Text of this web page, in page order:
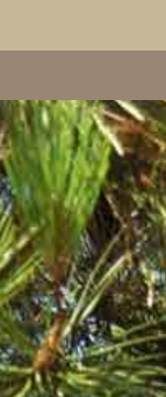
Nature